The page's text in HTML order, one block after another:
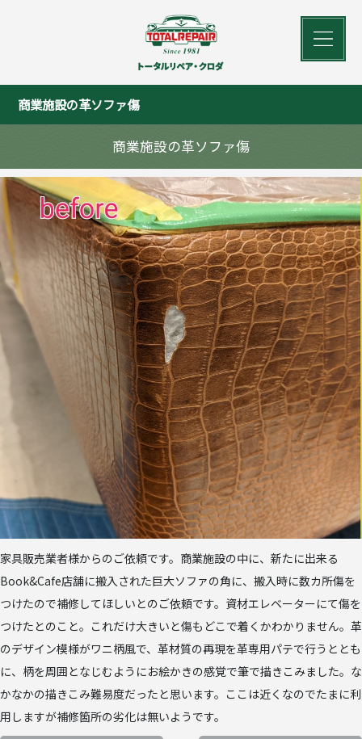
商業施設の革ソファ傷
商業施設の革ソファ傷
家具販売業者様からのご依頼です。商業施設の中に、新たに出来る
Book&Cafe店舗に搬入された巨大ソファの角に、搬入時に数カ所傷を
つけたので補修してほしいとのご依頼です。資材エレベーターにて傷を
つけたとのこと。これだけ大きいと傷もどこで着くかわかりません。革
のデザイン模様がワニ柄風で、革材質の再現を革専用パテで行うととも
に、柄を周囲となじむようにお絵かきの感覚で筆で描きこみました。な
かなかの描きこみ難易度だったと思います。ここは近くなのでたまに利
用しますが補修箇所の劣化は無いようです。